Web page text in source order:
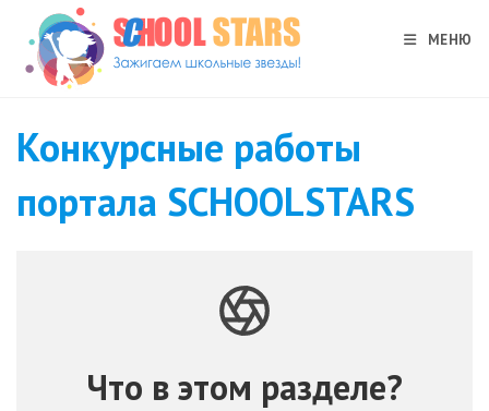
Перейти
содержимому
МЕНЮ
Конкурсные работы
портала SCHOOLSTARS
Что в этом разделе?